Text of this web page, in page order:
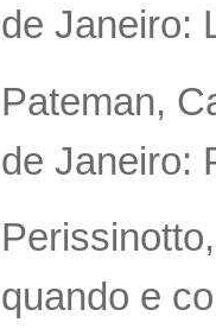
de Janeiro:
Pateman,
de Janeiro:
quando e